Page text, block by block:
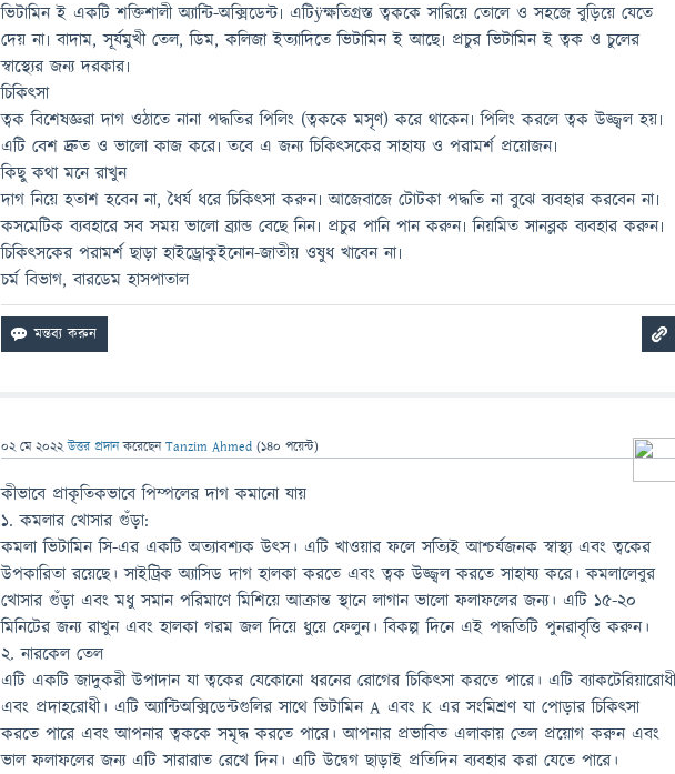
ভিটামিন ই একটি শক্তিশালী অ্যান্টি-অক্সিডেন্ট৷ এটিÿক্ষতিগ্রস্ত ত্বককে সারিয়ে তোলে ও সহজে বুড়িয়ে যেতে
দেয় না৷ বাদাম, সূর্যমুখী তেল, ডিম, কলিজা ইত্যাদিতে ভিটামিন ই আছে৷ প্রচুর ভিটামিন ই ত্বক ও চুলের
স্বাস্থ্যের জন্য দরকার৷
চিকিৎসা
ত্বক বিশেষজ্ঞরা দাগ ওঠাতে নানা পদ্ধতির পিলিং (ত্বককে মসৃণ) করে থাকেন৷ পিলিং করলে ত্বক উজ্জ্বল হয়৷
এটি বেশ দ্রুত ও ভালো কাজ করে৷ তবে এ জন্য চিকিৎসকের সাহায্য ও পরামর্শ প্রয়োজন৷
কিছু কথা মনে রাখুন
দাগ নিয়ে হতাশ হবেন না, ধৈর্য ধরে চিকিৎসা করুন৷ আজেবাজে টোটকা পদ্ধতি না বুঝে ব্যবহার করবেন না৷
কসমেটিক ব্যবহারে সব সময় ভালো ব্র্যান্ড বেছে নিন৷ প্রচুর পানি পান করুন৷ নিয়মিত সানব্লক ব্যবহার করুন৷
চিকিৎসকের পরামর্শ ছাড়া হাইড্রোকুইনোন-জাতীয় ওষুধ খাবেন না৷
চর্ম বিভাগ, বারডেম হাসপাতাল
02 মে 2022 উত্তর প্রদান করেছেনTanzim Ahmed (140 পয়েন্ট)
কীভাবে প্রাকৃতিকভাবে পিম্পলের দাগ কমানো যায়
1. কমলার খোসার গুঁড়া:
কমলা ভিটামিন সি-এর একটি অত্যাবশ্যক উৎস। এটি খাওয়ার ফলে সত্যিই আশ্চর্যজনক স্বাস্থ্য এবং ত্বকের
উপকারিতা রয়েছে। সাইট্রিক অ্যাসিড দাগ হালকা করতে এবং ত্বক উজ্জ্বল করতে সাহায্য করে। কমলালেবুর
খোসার গুঁড়া এবং মধু সমান পরিমাণে মিশিয়ে আক্রান্ত স্থানে লাগান ভালো ফলাফলের জন্য। এটি 15-20
মিনিটের জন্য রাখুন এবং হালকা গরম জল দিয়ে ধুয়ে ফেলুন। বিকল্প দিনে এই পদ্ধতিটি পুনরাবৃত্তি করুন।
2. নারকেল তেল
এটি একটি জাদুকরী উপাদান যা ত্বকের যেকোনো ধরনের রোগের চিকিৎসা করতে পারে। এটি
এবং প্রদাহরোধী। এটি অ্যান্টিঅক্সিডেন্টগুলির সাথে ভিটামিন A এবং K এর সংমিশ্রণ যা পোড়ার চিকিত্সা
করতে পারে এবং আপনার ত্বককে সমৃদ্ধ করতে পারে। আপনার প্রভাবিত এলাকায় তেল প্রয়োগ করুন এবং
ভাল ফলাফলের জন্য এটি সারারাত রেখে দিন। এটি উদ্বেগ ছাড়াই প্রতিদিন ব্যবহার করা যেতে পারে।